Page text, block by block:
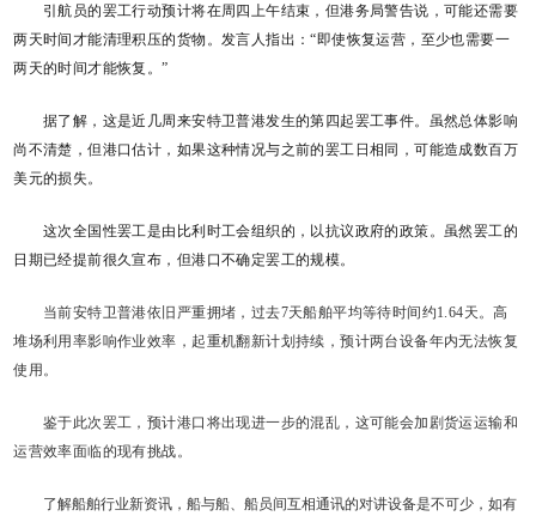
引航员的罢工行动预计将在周四上午结束，但港务局警告说，可能还需要
两天时间才能清理积压的货物。发言人指出：“即使恢复运营，至少也需要一
两天的时间才能恢复。”
据了解，这是近几周来安特卫普港发生的第四起罢工事件。虽然总体影响
尚不清楚，但港口估计，如果这种情况与之前的罢工日相同，可能造成数百万
美元的损失。
这次全国性罢工是由比利时工会组织的，以抗议政府的政策。虽然罢工的
日期已经提前很久宣布，但港口不确定罢工的规模。
当前安特卫普港依旧严重拥堵，过去7天船舶平均等待时间约1.64天。高
堆场利用率影响作业效率，起重机翻新计划持续，预计两台设备年内无法恢复
使用。
鉴于此次罢工，预计港口将出现进一步的混乱，这可能会加剧货运运输和
运营效率面临的现有挑战。
了解船舶行业新资讯，船与船、船员间互相通讯的对讲设备是不可少，如有